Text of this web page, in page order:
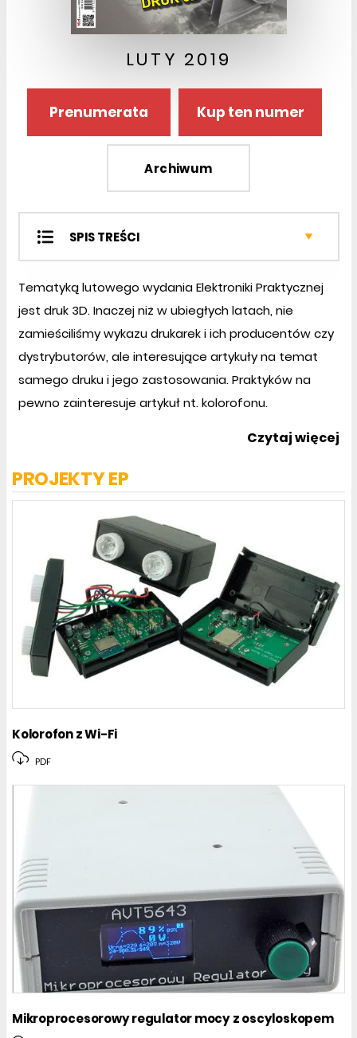
LUTY 2019
Prenumerata Kup ten numer
Archiwum
SPIS TREŚCI
Miniprojekty
Projekty czytelników
Temat miesiąca
Prezentacje
Notatnik konstruktora
Kursy
Tematyką lutowego wydania Elektroniki Praktycznej
jest druk 3D. Inaczej niż w ubiegłych latach, nie
zamieściliśmy wykazu drukarek i ich producentów czy
dystrybutorów, ale interesujące artykuły na temat
samego druku i jego zastosowania. Praktyków na
pewno zainteresuje artykuł nt. kolorofonu.
Czytaj więcej
PROJEKTY EP
Kolorofon z Wi-Fi
PDF
Mikroprocesorowy regulator mocy z oscyloskopem